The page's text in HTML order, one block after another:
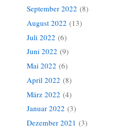
September 2022 (8)
August 2022 (13)
Juli 2022 (6)
Juni 2022 (9)
Mai 2022 (6)
April 2022 (8)
März 2022 (4)
Januar 2022 (3)
Dezember 2021 (3)